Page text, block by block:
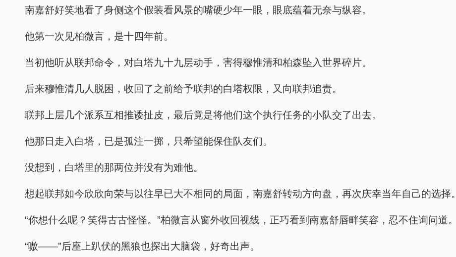
南嘉舒好笑地看了身侧这个假装看风景的嘴硬少年一眼，眼底蕴着无奈与纵容。
他第一次见柏微言，是十四年前。
当初他听从联邦命令，对白塔九十九层动手，害得穆惟清和柏森坠入世界碎片。
后来穆惟清几人脱困，收回了之前给予联邦的白塔权限，又向联邦追责。
联邦上层几个派系互相推诿扯皮，最后竟是将他们这个执行任务的小队交了出去。
他那日走入白塔，已是孤注一掷，只希望能保住队友们。
没想到，白塔里的那两位并没有为难他。
想起联邦如今欣欣向荣与以往早已大不相同的局面，南嘉舒转动方向盘，再次庆幸当年自己的选择。
“你想什么呢？笑得古古怪怪。”柏微言从窗外收回视线，正巧看到南嘉舒唇畔笑容，忍不住询问道。
“嗷——”后座上趴伏的黑狼也探出大脑袋，好奇出声。